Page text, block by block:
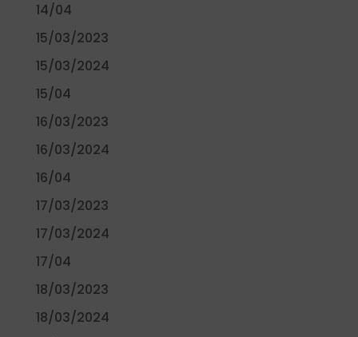
14/04
15/03/2023
15/03/2024
15/04
16/03/2023
16/03/2024
16/04
17/03/2023
17/03/2024
17/04
18/03/2023
18/03/2024